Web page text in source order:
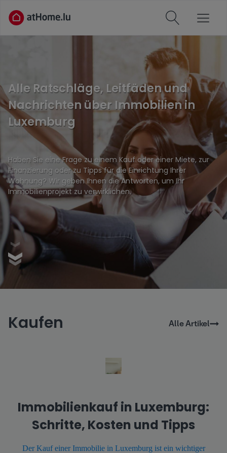
Alle Ratschläge, Leitfäden und
Nachrichten über Immobilien in
Luxemburg
Haben Sie eine Frage zu einem Kauf oder einer Miete, zur
Finanzierung oder zu Tipps für die Einrichtung Ihrer
Wohnung? Wir geben Ihnen die Antworten, um Ihr
Immobilienprojekt zu verwirklichen.
Kaufen Alle Artikel
Immobilienkauf in Luxemburg:
Schritte, Kosten und Tipps
Der Kauf einer Immobilie in Luxemburg ist ein wichtiger